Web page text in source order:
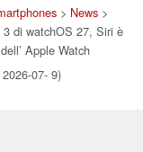
> News >
di watchOS 27, Siri è
Apple Watch
07- 9)